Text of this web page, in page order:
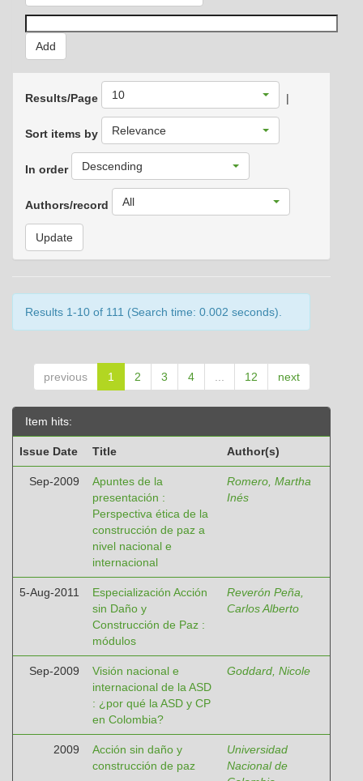
Results/Page 10 |
Sort items by Relevance
In order Descending
Authors/record All
Results 1-10 of 111 (Search time: 0.002 seconds).
previous 1 2 3 4 12 next
Item hits:
Issue Date Title Author(s)
Sep-2009
Apuntes de la
presentación :
Perspectiva ética de la
construcción de paz a
nivel nacional e
internacional
Romero, Martha
Inés
5-Aug-2011
Especialización Acción
sin Daño y
Construcción de Paz :
módulos
Reverón Peña,
Carlos Alberto
Sep-2009
Visión nacional e
internacional de la ASD
: ¿por qué la ASD y CP
en Colombia?
Goddard, Nicole
2009
Acción sin daño y
construcción de paz
Universidad
Nacional de